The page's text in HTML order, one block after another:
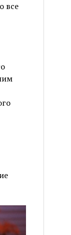
все